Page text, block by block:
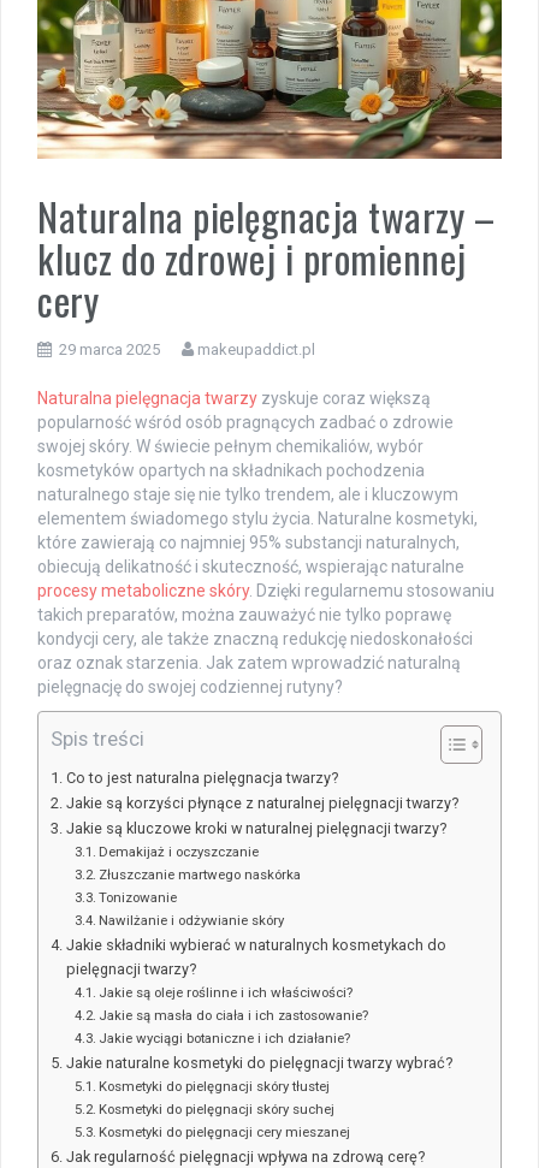
Naturalna pielęgnacja twarzy –
klucz do zdrowej i promiennej
cery
29 marca 2025 makeupaddict.pl
Naturalna pielęgnacja twarzy zyskuje coraz większą
popularność wśród osób pragnących zadbać o zdrowie
swojej skóry. W świecie pełnym chemikaliów, wybór
kosmetyków opartych na składnikach pochodzenia
naturalnego staje się nie tylko trendem, ale i kluczowym
elementem świadomego stylu życia. Naturalne kosmetyki,
które zawierają co najmniej 95% substancji naturalnych,
obiecują delikatność i skuteczność, wspierając naturalne
procesy metaboliczne skóry. Dzięki regularnemu stosowaniu
takich preparatów, można zauważyć nie tylko poprawę
kondycji cery, ale także znaczną redukcję niedoskonałości
oraz oznak starzenia. Jak zatem wprowadzić naturalną
pielęgnację do swojej codziennej rutyny?
Spis treści
Co to jest naturalna pielęgnacja twarzy?
Jakie są korzyści płynące z naturalnej pielęgnacji twarzy?
Jakie są kluczowe kroki w naturalnej pielęgnacji twarzy?
Demakijaż i oczyszczanie
Złuszczanie martwego naskórka
Tonizowanie
Nawilżanie i odżywianie skóry
Jakie składniki wybierać w naturalnych kosmetykach do
pielęgnacji twarzy?
Jakie są oleje roślinne i ich właściwości?
Jakie są masła do ciała i ich zastosowanie?
Jakie wyciągi botaniczne i ich działanie?
Jakie naturalne kosmetyki do pielęgnacji twarzy wybrać?
Kosmetyki do pielęgnacji skóry tłustej
Kosmetyki do pielęgnacji skóry suchej
Kosmetyki do pielęgnacji cery mieszanej
Jak regularność pielęgnacji wpływa na zdrową cerę?